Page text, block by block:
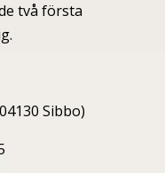
två första
Sibbo)